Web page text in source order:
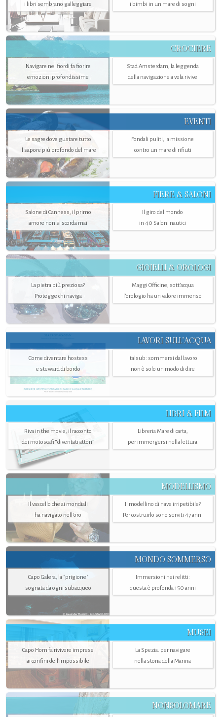
i libri sembrano galleggiare
i bimbi in un mare di sogni
CROCIERE
Navigare nei fiordi fa fiorire
emozioni profondissime
Stad Amsterdam, la leggenda
della navigazione a vela rivive
EVENTI
Le sagre dove gustare tutto
il sapore più profondo del mare
Fondali puliti, la missione
contro un mare di rifiuti
FIERE & SALONI
Salone di Canness, il primo
amore non si scorda mai
Il giro del mondo
in 40 Saloni nautici
GIOIELLI & OROLOGI
La pietra più preziosa?
Protegge chi naviga
Maggi Officine, sott’acqua
l'orologio ha un valore immenso
LAVORI SULL’ACQUA
Come diventare hostess
e steward di bordo
Italsub: sommersi dal lavoro
non è solo un modo di dire
LIBRI & FILM
Riva in the movie, il racconto
dei motoscafi “diventati attori”
Libreria Mare di carta,
per immergersi nella lettura
MODELLISMO
Il vascello che ai mondiali
ha navigato nell’oro
Il modellino di nave irripetibile?
Per costruirlo sono serviti 47 anni
MONDO SOMMERSO
Capo Galera, la "prigione"
sognata da ogni subacqueo
Immersioni nei relitti:
questa è profonda 150 anni
MUSEI
Capo Horn fa rivivere imprese
ai confini dell’impossibile
La Spezia. per navigare
nella storia della Marina
NONSOLOMARE